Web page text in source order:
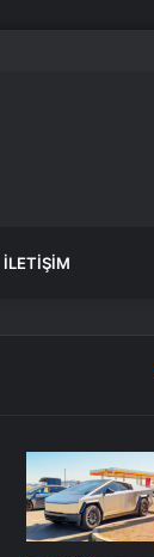
Navigasyon
İLETIŞIM